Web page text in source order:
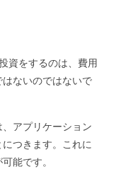
資をするのは、費用
ないのではないで
アプリケーション
つきます。これに
能です。